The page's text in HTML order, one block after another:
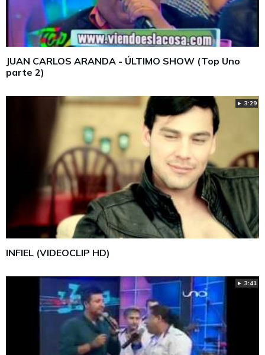
JUAN CARLOS ARANDA - ÚLTIMO SHOW (Top Uno
parte 2)
► 3:29
INFIEL (VIDEOCLIP HD)
► 3:41